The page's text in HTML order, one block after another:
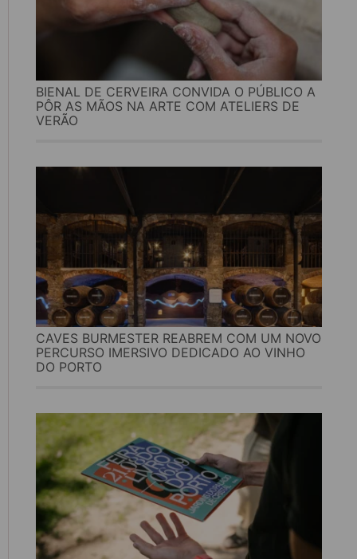
BIENAL DE CERVEIRA CONVIDA O PÚBLICO A
PÔR AS MÃOS NA ARTE COM ATELIERS DE
VERÃO
CAVES BURMESTER REABREM COM UM NOVO
PERCURSO IMERSIVO DEDICADO AO VINHO
DO PORTO